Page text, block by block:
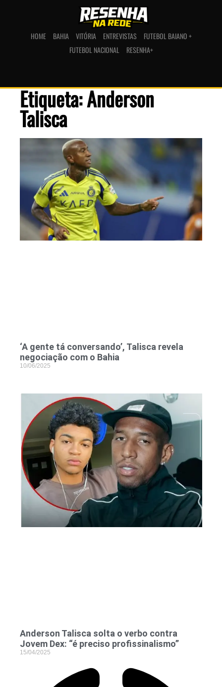
HOME BAHIA VITÓRIA ENTREVISTAS
FUTEBOL BAIANO +
FUTEBOL NACIONAL
RESENHA+
Etiqueta: Anderson
Talisca
‘A gente tá conversando’, Talisca revela
negociação com o Bahia
10/06/2025
Anderson Talisca solta o verbo contra
Jovem Dex: “é preciso profissinalismo”
15/04/2025